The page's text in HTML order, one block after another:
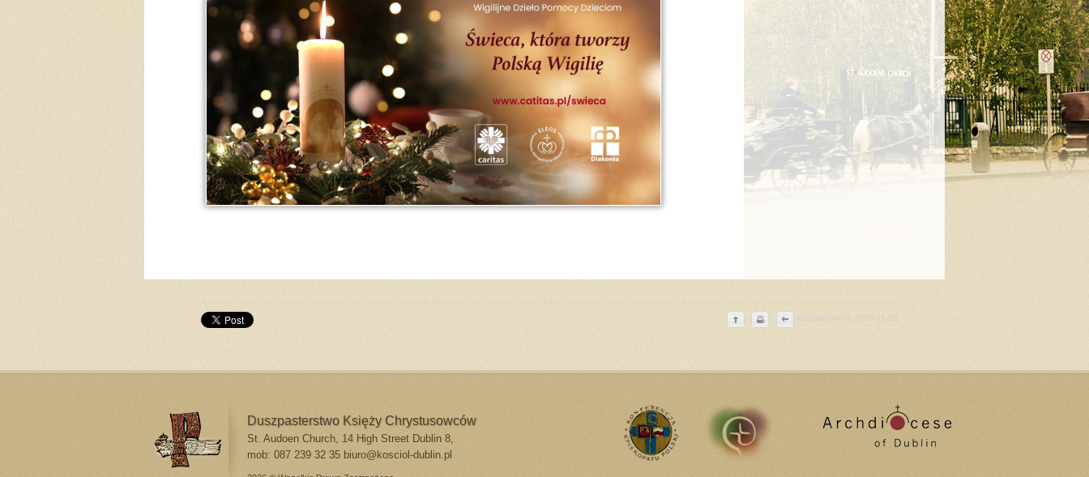
aktualizowano: 2025-11-28
Duszpasterstwo Księży Chrystusowców
St. Audoen Church, 14 High Street Dublin 8,
mob: 087 239 32 35 biuro@kosciol-dublin.pl